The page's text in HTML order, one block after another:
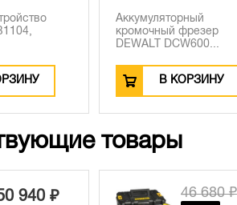
Аккумуляторный
кромочный фрезер
DEWALT DCW600...
В КОРЗИНУ
товары
940 ₽ 46 680 ₽